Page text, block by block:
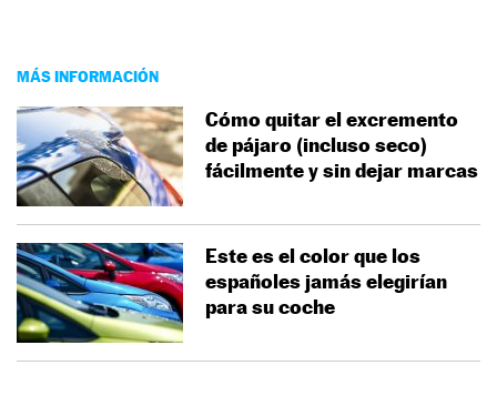
MÁS INFORMACIÓN
Cómo quitar el excremento
de pájaro (incluso seco)
fácilmente y sin dejar marcas
Este es el color que los
españoles jamás elegirían
para su coche